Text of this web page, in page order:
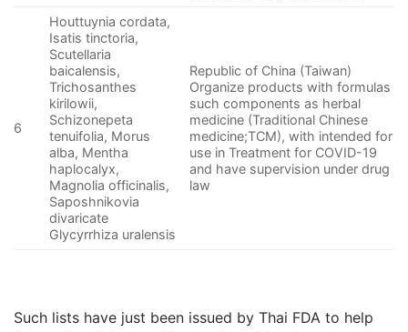
6
Houttuynia cordata,
Isatis tinctoria,
Scutellaria
baicalensis,
Trichosanthes
kirilowii,
Schizonepeta
tenuifolia, Morus
alba, Mentha
haplocalyx,
Magnolia officinalis,
Saposhnikovia
divaricate
Glycyrrhiza uralensis
Republic of China (Taiwan)
Organize products with formulas
such components as herbal
medicine (Traditional Chinese
medicine;TCM), with intended for
use in Treatment for COVID-19
and have supervision under drug
law
Such lists have just been issued by Thai FDA to help